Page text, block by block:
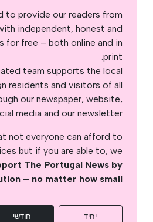
to provide our readers from
independent, honest and
for free – both online and in
print.
team supports the local
residents and visitors of all
our newspaper, website,
media and our newsletter.
not everyone can afford to
but if you are able to, we
The Portugal News by
– no matter how small
יחיד חודשי